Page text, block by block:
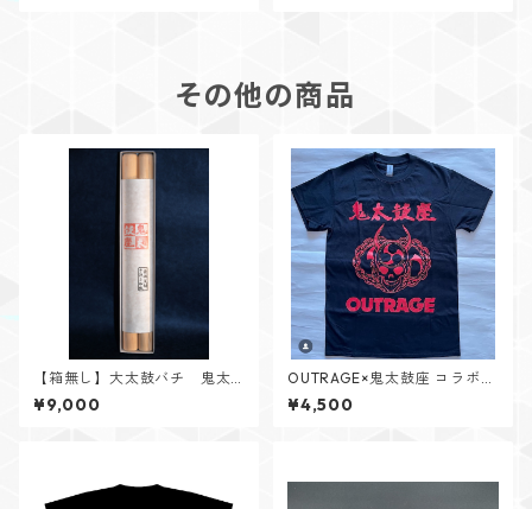
その他の商品
【箱無し】大太鼓バチ 鬼太
鼓座モデル
¥9,000
OUTRAGE×鬼太鼓座 コラボT
シャツ【赤・白】
¥4,500